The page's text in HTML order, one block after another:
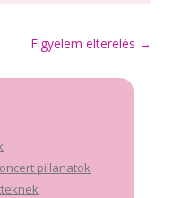
Figyelem elterelés →
pillanatok